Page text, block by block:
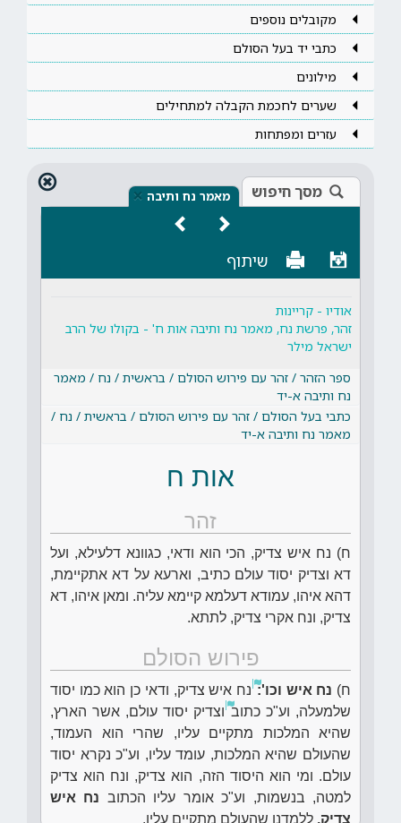
מקובלים נוספים
כתבי יד בעל הסולם
מילונים
שערים לחכמת הקבלה למתחילים
עזרים ומפתחות
מסך חיפוש מאמר נח ותיבה ×
שיתוף
אודיו - קריינות
זהר, פרשת נח, מאמר נח ותיבה אות ח' - בקולו של הרב
ישראל מילר
ספר הזהר / זהר עם פירוש הסולם / בראשית / נח / מאמר
נח ותיבה א-יד
כתבי בעל הסולם / זהר עם פירוש הסולם / בראשית / נח /
מאמר נח ותיבה א-יד
אות ח
זהר
ח) נח איש צדיק, הכי הוא ודאי, כגוונא דלעילא, ועל
דא וצדיק יסוד עולם כתיב, וארעא על דא אתקיימת,
דהא איהו, עמודא דעלמא קיימא עליה. ומאן איהו, דא
צדיק, ונח אקרי צדיק, לתתא.
פירוש הסולם
ח) נח איש וכו': נח איש צדיק, ודאי כן הוא כמו יסוד
שלמעלה, וע"כ כתובוצדיק יסוד עולם, אשר הארץ,
שהיא המלכות מתקיים עליו, שהרי הוא העמוד,
שהעולם שהיא המלכות, עומד עליו, וע"כ נקרא יסוד
עולם. ומי הוא היסוד הזה, הוא צדיק, ונח הוא צדיק
למטה, בנשמות, וע"כ אומר עליו הכתוב נח איש
צדיק, ללמדנו שהעולם מתקיים עליו.